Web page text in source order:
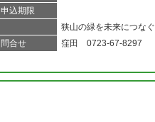
申込期限
狭山の緑を未来につなぐ
問合せ 窪田 0723-67-8297